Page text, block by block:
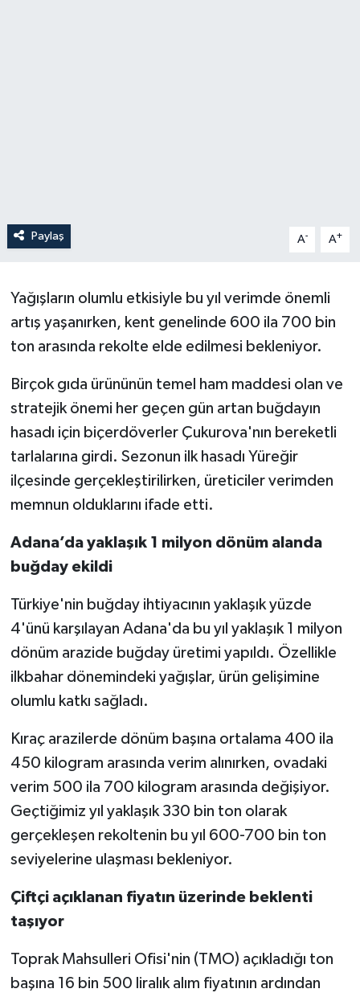
Paylaş A- A+
Yağışların olumlu etkisiyle bu yıl verimde önemli
artış yaşanırken, kent genelinde 600 ila 700 bin
ton arasında rekolte elde edilmesi bekleniyor.
Birçok gıda ürününün temel ham maddesi olan ve
stratejik önemi her geçen gün artan buğdayın
hasadı için biçerdöverler Çukurova'nın bereketli
tarlalarına girdi. Sezonun ilk hasadı Yüreğir
ilçesinde gerçekleştirilirken, üreticiler verimden
memnun olduklarını ifade etti.
Adana’da yaklaşık 1 milyon dönüm alanda
buğday ekildi
Türkiye'nin buğday ihtiyacının yaklaşık yüzde
4'ünü karşılayan Adana'da bu yıl yaklaşık 1 milyon
dönüm arazide buğday üretimi yapıldı. Özellikle
ilkbahar dönemindeki yağışlar, ürün gelişimine
olumlu katkı sağladı.
Kıraç arazilerde dönüm başına ortalama 400 ila
450 kilogram arasında verim alınırken, ovadaki
verim 500 ila 700 kilogram arasında değişiyor.
Geçtiğimiz yıl yaklaşık 330 bin ton olarak
gerçekleşen rekoltenin bu yıl 600-700 bin ton
seviyelerine ulaşması bekleniyor.
Çiftçi açıklanan fiyatın üzerinde beklenti
taşıyor
Toprak Mahsulleri Ofisi'nin (TMO) açıkladığı ton
başına 16 bin 500 liralık alım fiyatının ardından